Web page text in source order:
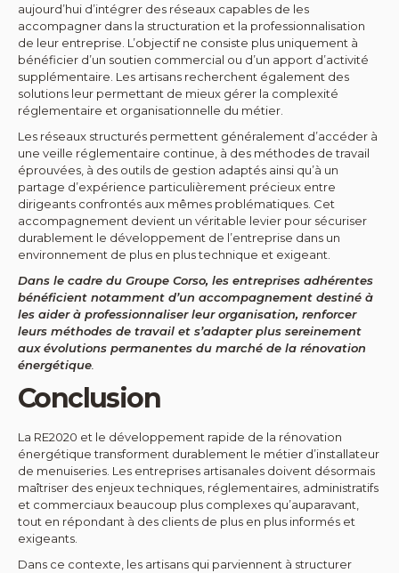
aujourd’hui d’intégrer des réseaux capables de les
accompagner dans la structuration et la professionnalisation
de leur entreprise. L’objectif ne consiste plus uniquement à
bénéficier d’un soutien commercial ou d’un apport d’activité
supplémentaire. Les artisans recherchent également des
solutions leur permettant de mieux gérer la complexité
réglementaire et organisationnelle du métier.
Les réseaux structurés permettent généralement d’accéder à
une veille réglementaire continue, à des méthodes de travail
éprouvées, à des outils de gestion adaptés ainsi qu’à un
partage d’expérience particulièrement précieux entre
dirigeants confrontés aux mêmes problématiques. Cet
accompagnement devient un véritable levier pour sécuriser
durablement le développement de l’entreprise dans un
environnement de plus en plus technique et exigeant.
Dans le cadre du Groupe Corso, les entreprises adhérentes
bénéficient notamment d’un accompagnement destiné à
les aider à professionnaliser leur organisation, renforcer
leurs méthodes de travail et s’adapter plus sereinement
aux évolutions permanentes du marché de la rénovation
énergétique
Conclusion
La RE2020 et le développement rapide de la rénovation
énergétique transforment durablement le métier d’installateur
de menuiseries. Les entreprises artisanales doivent désormais
maîtriser des enjeux techniques, réglementaires, administratifs
et commerciaux beaucoup plus complexes qu’auparavant,
tout en répondant à des clients de plus en plus informés et
exigeants.
Dans ce contexte, les artisans qui parviennent à structurer